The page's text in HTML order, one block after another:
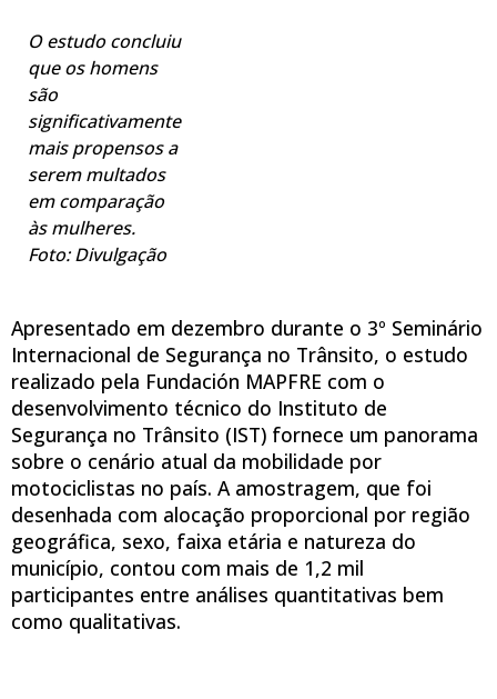
O estudo concluiu
que os homens
são
significativamente
mais propensos a
serem multados
em comparação
às mulheres.
Foto: Divulgação
Apresentado em dezembro durante o 3º Seminário
Internacional de Segurança no Trânsito, o estudo
realizado pela Fundación MAPFRE com o
desenvolvimento técnico do Instituto de
Segurança no Trânsito (IST) fornece um panorama
sobre o cenário atual da mobilidade por
motociclistas no país. A amostragem, que foi
desenhada com alocação proporcional por região
geográfica, sexo, faixa etária e natureza do
município, contou com mais de 1,2 mil
participantes entre análises quantitativas bem
como qualitativas.